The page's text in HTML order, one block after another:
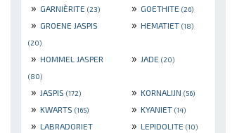
» GARNIÈRITE (23) » GOETHITE (26)
» GROENE JASPIS
(20)
» HEMATIET (18)
» HOMMEL JASPER
(80)
» JADE (20)
» JASPIS (172) » KORNALIJN (56)
» KWARTS (165) » KYANIET (14)
» LABRADORIET » LEPIDOLITE (10)